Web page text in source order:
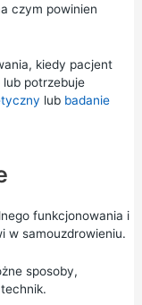
czym powinien
kiedy pacjent
potrzebuje
lub badanie
funkcjonowania i
w samouzdrowieniu.
sposoby,